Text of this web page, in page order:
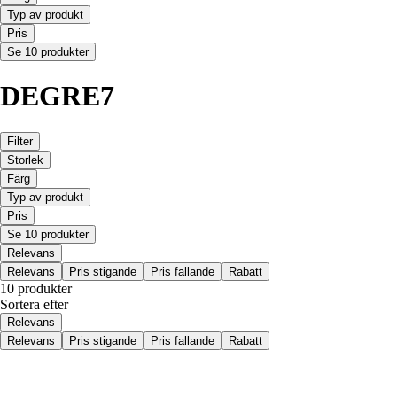
Typ av produkt
Pris
Se 10 produkter
DEGRE7
Filter
Storlek
Färg
Typ av produkt
Pris
Se 10 produkter
Relevans
Relevans
Pris stigande Pris fallande Rabatt
10 produkter
Sortera efter
Relevans
Relevans
Pris stigande Pris fallande Rabatt